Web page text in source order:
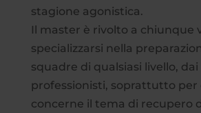
stagione agonistica.
Il master è rivolto a chiunque
specializzarsi nella
squadre di qualsiasi livello,
professionisti, soprattutto per
concerne il tema di recupero